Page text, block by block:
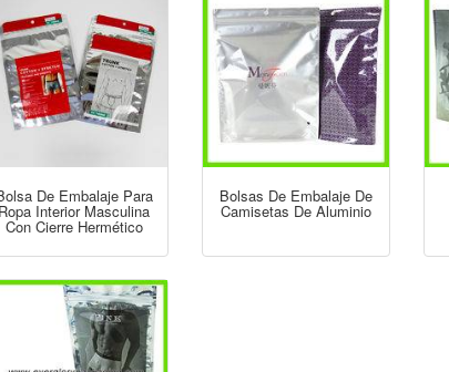
De Embalaje Para
Ropa Interior Masculina
Con Cierre Hermético
Bolsas De Embalaje De
Camisetas De Aluminio